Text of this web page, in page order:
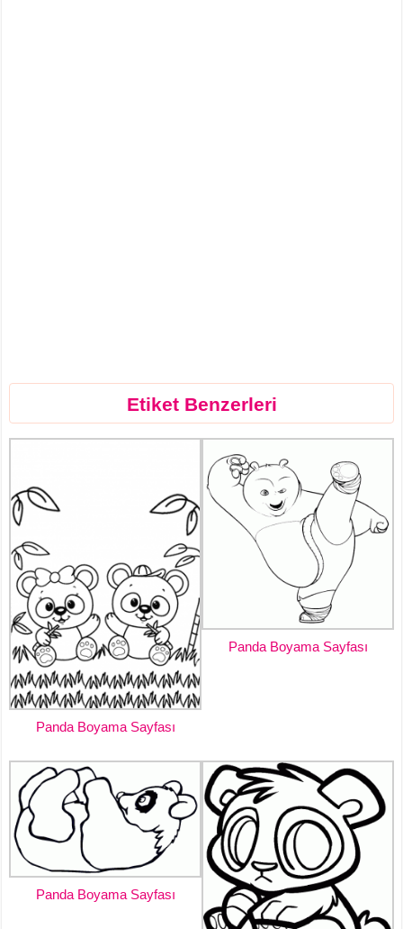
Etiket Benzerleri
Panda Boyama Sayfası
Panda Boyama Sayfası
Panda Boyama Sayfası